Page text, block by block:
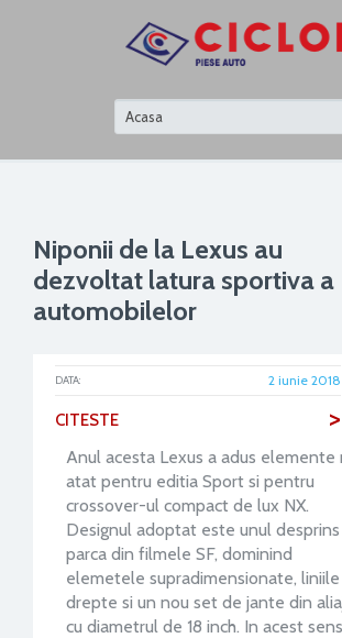
Niponii de la Lexus au
dezvoltat latura sportiva a
automobilelor
DATA: 2 iunie 2018
CITESTE >
Anul acesta Lexus a adus elemente
atat pentru editia Sport si pentru
crossover-ul compact de lux NX.
Designul adoptat este unul desprins
parca din filmele SF, dominind
elemetele supradimensionate, liniile
drepte si un nou set de jante din
cu diametrul de 18 inch. In acest sens